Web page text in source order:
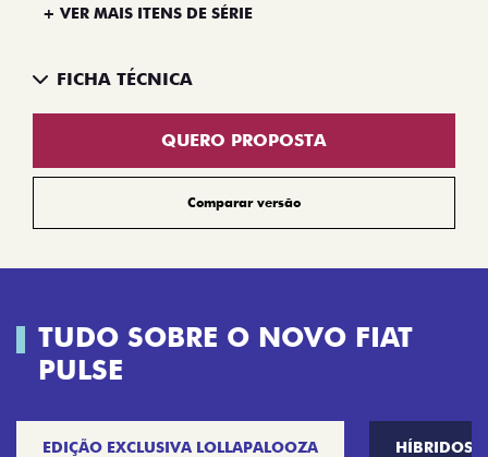
+ VER MAIS ITENS DE SÉRIE
FICHA TÉCNICA
QUERO PROPOSTA
Comparar versão
TUDO SOBRE O NOVO FIAT
PULSE
EDIÇÃO EXCLUSIVA LOLLAPALOOZA HÍBRIDOS